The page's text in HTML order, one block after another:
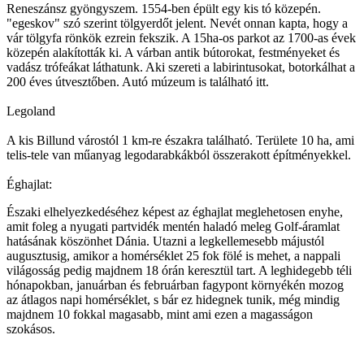
Reneszánsz gyöngyszem. 1554-ben épült egy kis tó közepén.
"egeskov" szó szerint tölgyerdőt jelent. Nevét onnan kapta, hogy a
vár tölgyfa rönkök ezrein fekszik. A 15ha-os parkot az 1700-as évek
közepén alakították ki. A várban antik bútorokat, festményeket és
vadász trófeákat láthatunk. Aki szereti a labirintusokat, botorkálhat a
200 éves útvesztőben. Autó múzeum is található itt.
Legoland
A kis Billund várostól 1 km-re északra található. Területe 10 ha, ami
telis-tele van műanyag legodarabkákból összerakott építményekkel.
Éghajlat:
Északi elhelyezkedéséhez képest az éghajlat meglehetosen enyhe,
amit foleg a nyugati partvidék mentén haladó meleg Golf-áramlat
hatásának köszönhet Dánia. Utazni a legkellemesebb májustól
augusztusig, amikor a homérséklet 25 fok fölé is mehet, a nappali
világosság pedig majdnem 18 órán keresztül tart. A leghidegebb téli
hónapokban, januárban és februárban fagypont környékén mozog
az átlagos napi homérséklet, s bár ez hidegnek tunik, még mindig
majdnem 10 fokkal magasabb, mint ami ezen a magasságon
szokásos.